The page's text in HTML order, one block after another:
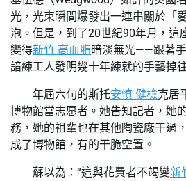
光，光束瞬間爆發出一連串關於「
泡。但是，到了20世紀90年月，這
變得新竹 高血脂暗淡無光——跟著
諳練工人發明幾十年練就的手藝掉
年屆六旬的斯托安慎 健檢克居
博物館當志愿者。她告知記者，她
務，她的祖輩也在其他陶瓷廠干過
成了博物館，有的干脆空置。
蘇以為：“這與花費者不竭變新